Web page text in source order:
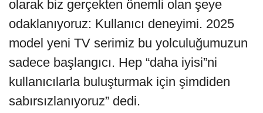
olarak biz gerçekten önemli olan şeye
odaklanıyoruz: Kullanıcı deneyimi. 2025
model yeni TV serimiz bu yolculuğumuzun
sadece başlangıcı. Hep “daha iyisi”ni
kullanıcılarla buluşturmak için şimdiden
sabırsızlanıyoruz” dedi.